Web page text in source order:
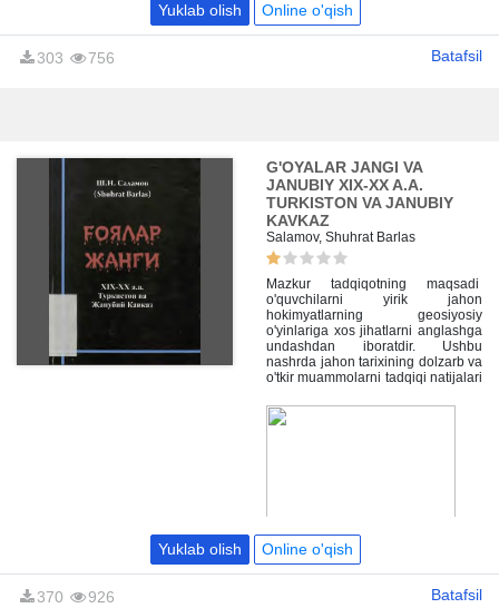
Yuklab olish Online o'qish
303 756 Batafsil
G'OYALAR JANGI VA
JANUBIY XIX-XX A.A.
TURKISTON VA JANUBIY
KAVKAZ
Salamov, Shuhrat Barlas
Mazkur tadqiqotning maqsadi
o'quvchilarni yirik jahon
hokimyatlarning geosiyosiy
o'yinlariga xos jihatlarni anglashga
undashdan iboratdir. Ushbu
nashrda jahon tarixining dolzarb va
o'tkir muammolarni tadqiqi natijalari
asosida havola etilmoqda.
Yuklab olish Online o'qish
370 926 Batafsil